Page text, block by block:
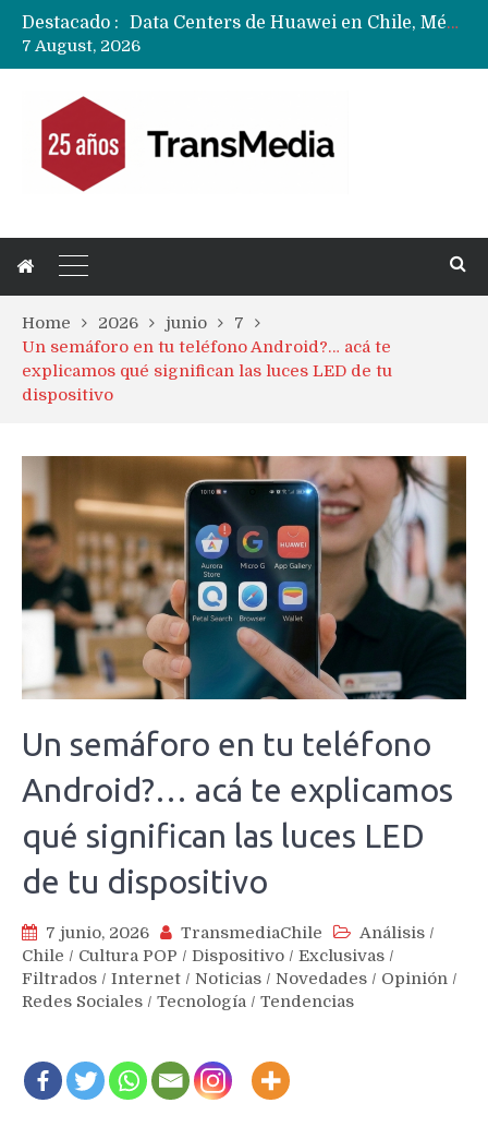
Destacado :
Data Centers de Huawei en Chile, México, Brasil,Perú y Argentina podrían verse afectados por arremetida de EE.UU
7 August, 2026
Home 2026 junio
7
Un semáforo en tu teléfono Android?… acá te
explicamos qué significan las luces LED de tu
dispositivo
Un semáforo en tu teléfono
Android?… acá te explicamos
qué significan las luces LED
de tu dispositivo
7 junio, 2026 TransmediaChile Análisis /
Chile / Cultura POP / Dispositivo / Exclusivas /
Filtrados / Internet / Noticias / Novedades / Opinión /
Redes Sociales / Tecnología / Tendencias